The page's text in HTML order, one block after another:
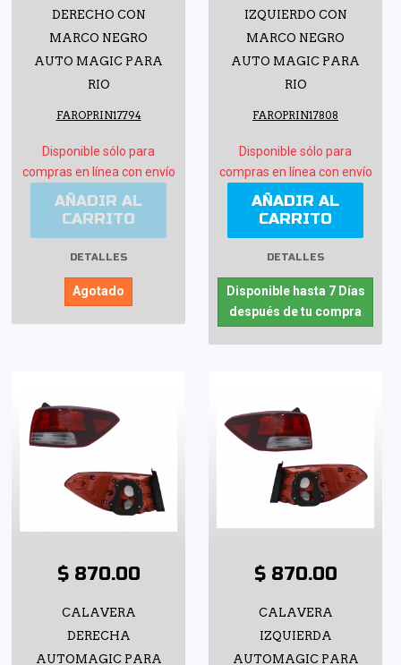
DERECHO CON
MARCO NEGRO
AUTO MAGIC PARA
RIO
FAROPRIN17794
Disponible sólo para
compras en línea con envío
AÑADIR AL
CARRITO
DETALLES
Agotado
IZQUIERDO CON
MARCO NEGRO
AUTO MAGIC PARA
RIO
FAROPRIN17808
Disponible sólo para
compras en línea con envío
AÑADIR AL
CARRITO
DETALLES
Disponible hasta 7 Días
después de tu compra
$ 870.00
CALAVERA
DERECHA
AUTOMAGIC PARA
$ 870.00
CALAVERA
IZQUIERDA
AUTOMAGIC PARA